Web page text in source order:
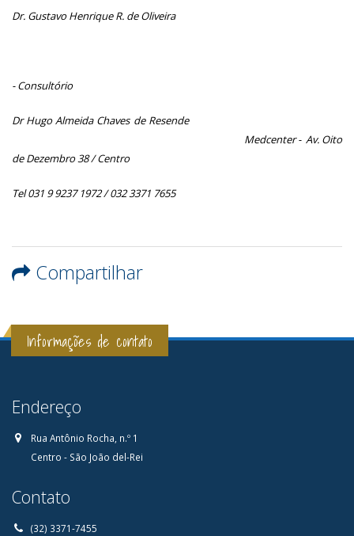
Dr. Gustavo Henrique R. de Oliveira
- Consultório
Dr Hugo Almeida Chaves de Resende
Medcenter - Av. Oito
de Dezembro 38 / Centro
Tel 031 9 9237 1972 / 032 3371 7655
Compartilhar
Informações de contato
Endereço
Rua Antônio Rocha, n.º 1
Centro - São João del-Rei
Contato
(32) 3371-7455